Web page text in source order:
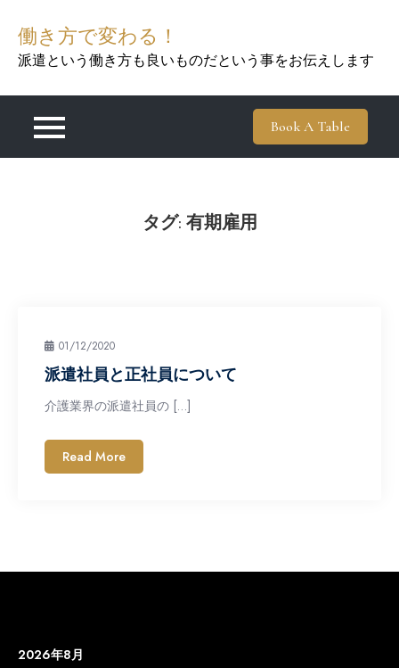
content
働き方で変わる！
派遣という働き方も良いものだという事をお伝えします
Book A Table
タグ: 有期雇用
01/12/2020
派遣社員と正社員について
介護業界の派遣社員の […]
Read More
2026年8月